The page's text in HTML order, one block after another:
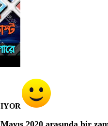
2020 arasında bir